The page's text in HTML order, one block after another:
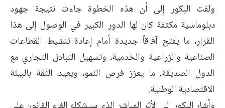
ولفت البكور إلى أن هذه الخطوة جاءت نتيجة جهود
دبلوماسية مكثفة كان لها الدور الكبير في الوصول إلى هذا
القرار، ما يفتح آفاقاً جديدة أمام إعادة تنشيط القطاعات
الصناعية والزراعية والخدمية، وتسهيل التبادل التجاري مع
الدول الصديقة، ما يعزز فرص النمو، ويعيد الثقة بالبيئة
الاقتصادية الوطنية.